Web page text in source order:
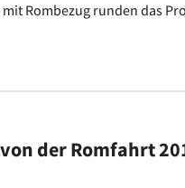
mit Rombezug runden das
der Romfahrt